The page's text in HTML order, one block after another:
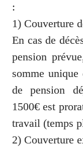
:
1) Couverture
En cas de
pension
somme
de pension
1500€ est
travail (temps
2) Couverture